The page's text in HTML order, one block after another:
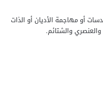
أو مهاجمة الأديان أو الذات
والشتائم.